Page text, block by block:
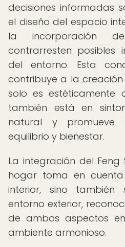
decisiones informadas
el diseño del espacio
la incorporación
contrarresten posibles
del entorno. Esta
contribuye a la
solo es estéticamente
también está en
natural y promueve
equilibrio y bienestar.
La integración del Feng
hogar toma en
interior, sino
entorno exterior,
de ambos aspectos
ambiente armonioso.